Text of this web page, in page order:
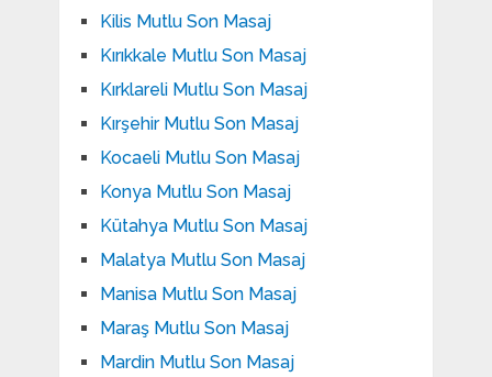
Kilis Mutlu Son Masaj
Kırıkkale Mutlu Son Masaj
Kırklareli Mutlu Son Masaj
Kırşehir Mutlu Son Masaj
Kocaeli Mutlu Son Masaj
Konya Mutlu Son Masaj
Kütahya Mutlu Son Masaj
Malatya Mutlu Son Masaj
Manisa Mutlu Son Masaj
Maraş Mutlu Son Masaj
Mardin Mutlu Son Masaj